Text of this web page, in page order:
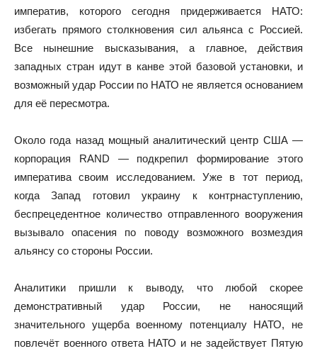
императив, которого сегодня придерживается НАТО:
избегать прямого столкновения сил альянса с Россией.
Все нынешние высказывания, а главное, действия
западных стран идут в канве этой базовой установки, и
возможный удар России по НАТО не является основанием
для её пересмотра.
Около года назад мощный аналитический центр США —
корпорация RAND — подкрепил формирование этого
императива своим исследованием. Уже в тот период,
когда Запад готовил украину к контрнаступлению,
беспрецедентное количество отправленного вооружения
вызывало опасения по поводу возможного возмездия
альянсу со стороны России.
Аналитики пришли к выводу, что любой скорее
демонстративный удар России, не наносящий
значительного ущерба военному потенциалу НАТО, не
повлечёт военного ответа НАТО и не задействует Пятую